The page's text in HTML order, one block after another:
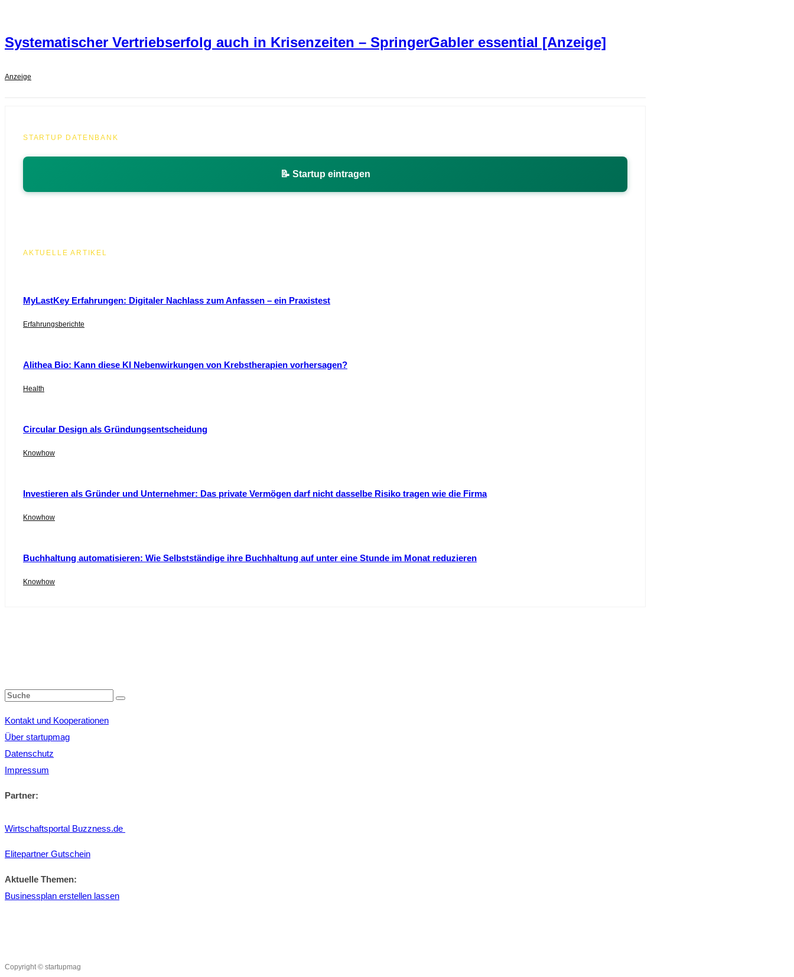
Systematischer Vertriebserfolg auch in Krisenzeiten – SpringerGabler essential [Anzeige]
Anzeige
STARTUP DATENBANK
📝 Startup eintragen
AKTUELLE ARTIKEL
MyLastKey Erfahrungen: Digitaler Nachlass zum Anfassen – ein Praxistest
Erfahrungsberichte
Alithea Bio: Kann diese KI Nebenwirkungen von Krebstherapien vorhersagen?
Health
Circular Design als Gründungsentscheidung
Knowhow
Investieren als Gründer und Unternehmer: Das private Vermögen darf nicht dasselbe Risiko tragen wie die Firma
Knowhow
Buchhaltung automatisieren: Wie Selbstständige ihre Buchhaltung auf unter eine Stunde im Monat reduzieren
Knowhow
Kontakt und Kooperationen
Über startupmag
Datenschutz
Impressum
Partner:
Wirtschaftsportal Buzzness.de
Elitepartner Gutschein
Aktuelle Themen:
Businessplan erstellen lassen
Copyright © startupmag